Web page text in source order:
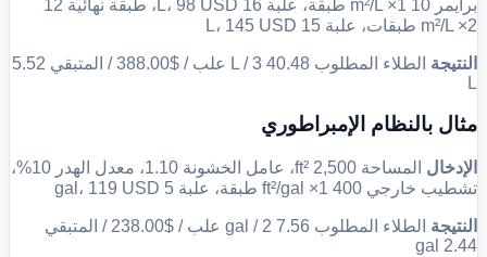
برايمر 10 m²/L ×1 طبقة، علبة 16 L، 98 USD، طبقة نهائية 12
m²/L ×2 طبقات، علبة 15 L، 145 USD
النتيجة
الطلاء المطلوب 40.48 L / 3 علب / $388.00 / المتبقي 5.52
L
مثال بالنظام الإمبراطوري
الإدخال
المساحة 2,500 ft²، عامل الخشونة 1.10، معدل الهدر 10%،
تشطيب خارجي 400 ft²/gal ×1 طبقة، علبة 5 gal، 119 USD
النتيجة
الطلاء المطلوب 7.56 gal / 2 علب / $238.00 / المتبقي
2.44 gal